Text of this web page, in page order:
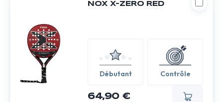
NOX X-ZERO RED
Débutant Contrôle
64,90 €